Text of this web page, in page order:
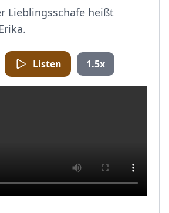
Lieblingsschafe heißt
Listen 1.5x